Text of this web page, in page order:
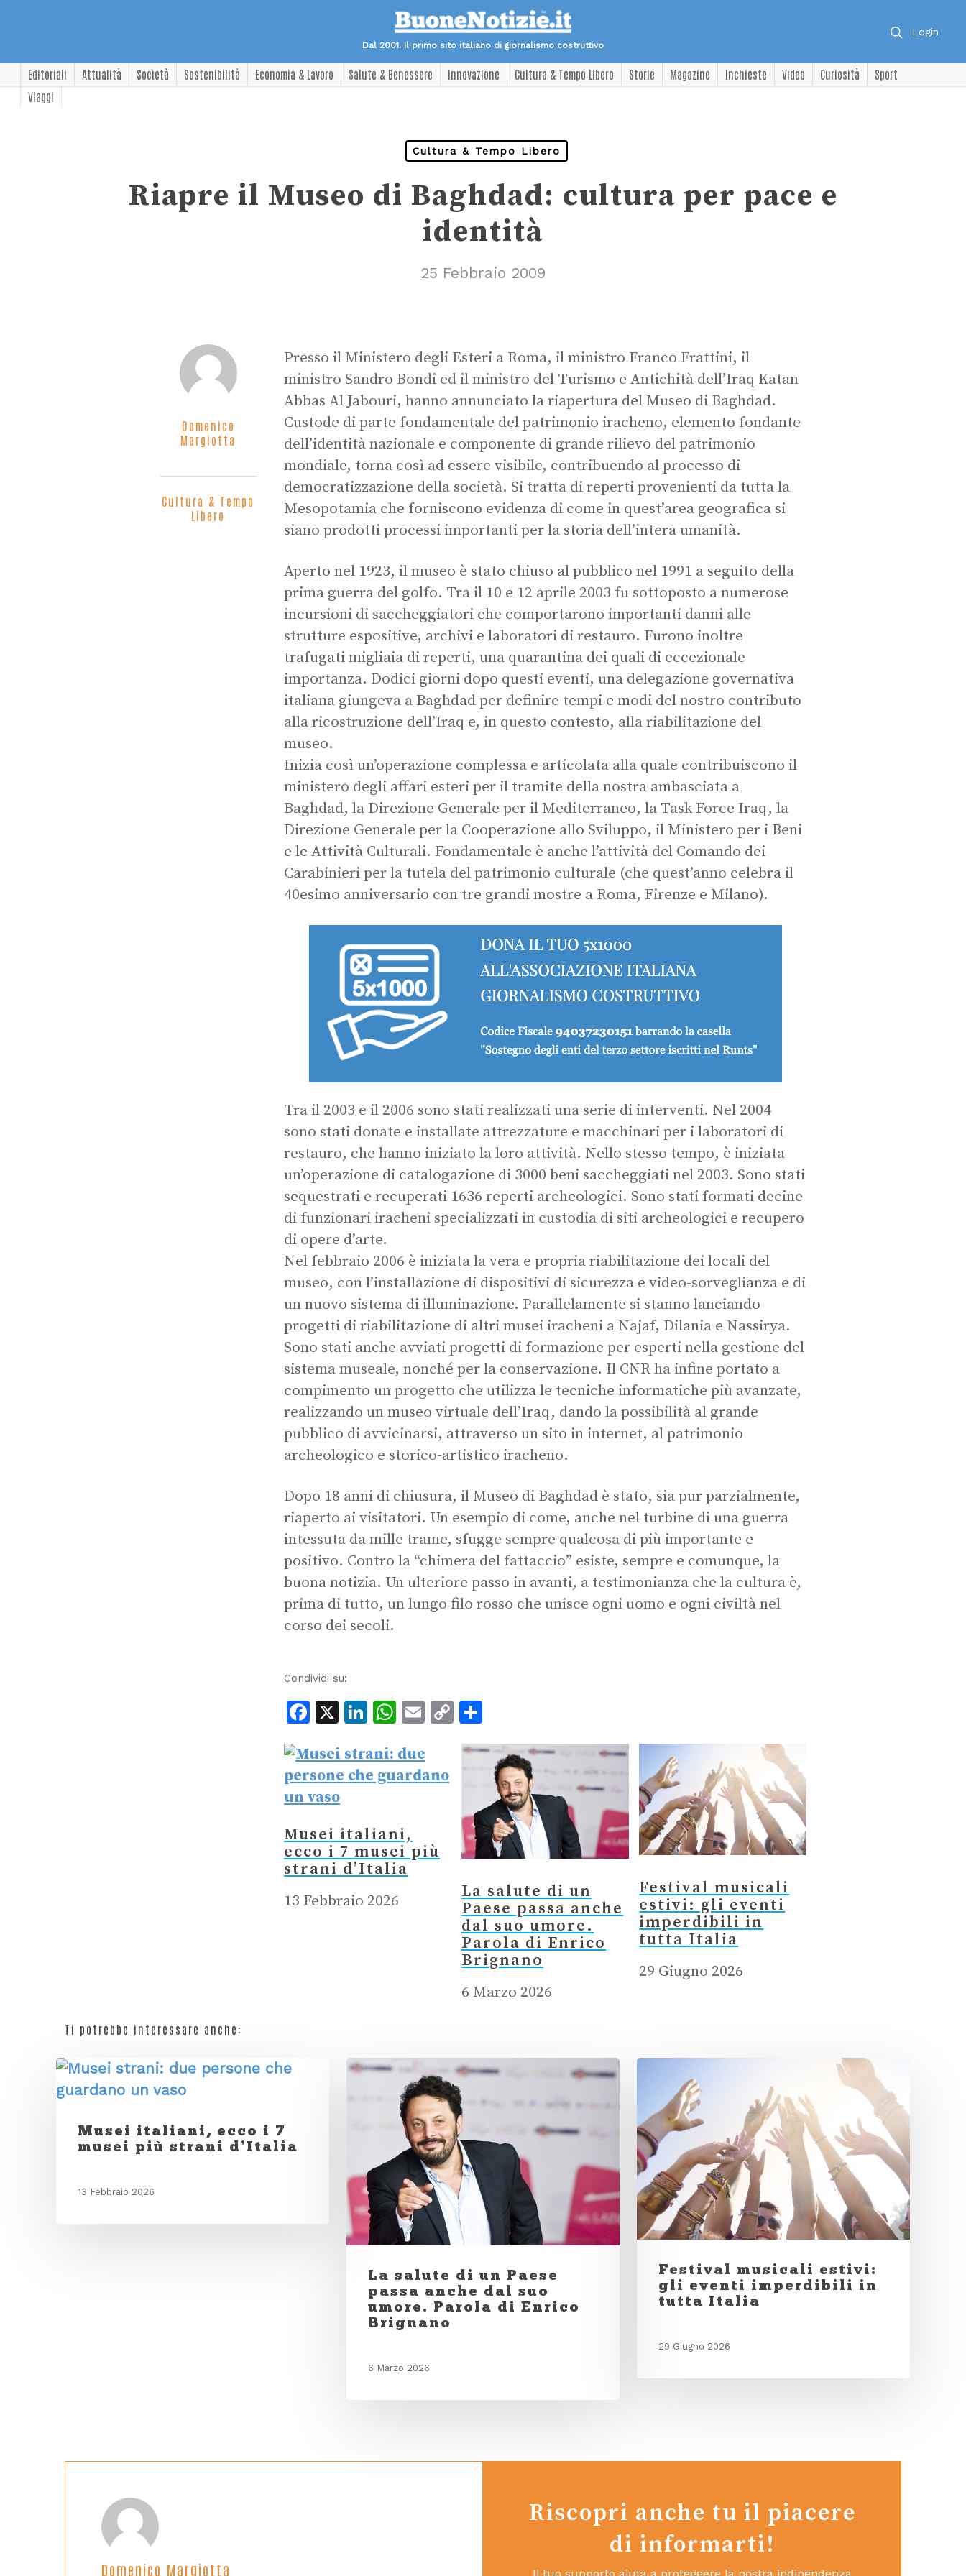
Dal 2001. Il primo sito italiano di giornalismo costruttivo
Login
Editoriali Attualità Società Sostenibilità Economia & Lavoro Salute & Benessere Innovazione Cultura & Tempo Libero Storie Magazine Inchieste Video Curiosità
Sport
Viaggi
Cultura & Tempo Libero
Riapre il Museo di Baghdad: cultura per pace e
identità
25 Febbraio 2009
Domenico
Margiotta
Cultura & Tempo
Libero
Presso il Ministero degli Esteri a Roma, il ministro Franco Frattini, il
ministro Sandro Bondi ed il ministro del Turismo e Antichità dell’Iraq Katan
Abbas Al Jabouri, hanno annunciato la riapertura del Museo di Baghdad.
Custode di parte fondamentale del patrimonio iracheno, elemento fondante
dell’identità nazionale e componente di grande rilievo del patrimonio
mondiale, torna così ad essere visibile, contribuendo al processo di
democratizzazione della società. Si tratta di reperti provenienti da tutta la
Mesopotamia che forniscono evidenza di come in quest’area geografica si
siano prodotti processi importanti per la storia dell’intera umanità.
Aperto nel 1923, il museo è stato chiuso al pubblico nel 1991 a seguito della
prima guerra del golfo. Tra il 10 e 12 aprile 2003 fu sottoposto a numerose
incursioni di saccheggiatori che comportarono importanti danni alle
strutture espositive, archivi e laboratori di restauro. Furono inoltre
trafugati migliaia di reperti, una quarantina dei quali di eccezionale
importanza. Dodici giorni dopo questi eventi, una delegazione governativa
italiana giungeva a Baghdad per definire tempi e modi del nostro contributo
alla ricostruzione dell’Iraq e, in questo contesto, alla riabilitazione del
museo.
Inizia così un’operazione complessa e articolata alla quale contribuiscono il
ministero degli affari esteri per il tramite della nostra ambasciata a
Baghdad, la Direzione Generale per il Mediterraneo, la Task Force Iraq, la
Direzione Generale per la Cooperazione allo Sviluppo, il Ministero per i Beni
e le Attività Culturali. Fondamentale è anche l’attività del Comando dei
Carabinieri per la tutela del patrimonio culturale (che quest’anno celebra il
40esimo anniversario con tre grandi mostre a Roma, Firenze e Milano).
Tra il 2003 e il 2006 sono stati realizzati una serie di interventi. Nel 2004
sono stati donate e installate attrezzature e macchinari per i laboratori di
restauro, che hanno iniziato la loro attività. Nello stesso tempo, è iniziata
un’operazione di catalogazione di 3000 beni saccheggiati nel 2003. Sono stati
sequestrati e recuperati 1636 reperti archeologici. Sono stati formati decine
di funzionari iracheni specializzati in custodia di siti archeologici e recupero
di opere d’arte.
Nel febbraio 2006 è iniziata la vera e propria riabilitazione dei locali del
museo, con l’installazione di dispositivi di sicurezza e video-sorveglianza e di
un nuovo sistema di illuminazione. Parallelamente si stanno lanciando
progetti di riabilitazione di altri musei iracheni a Najaf, Dilania e Nassirya.
Sono stati anche avviati progetti di formazione per esperti nella gestione del
sistema museale, nonché per la conservazione. Il CNR ha infine portato a
compimento un progetto che utilizza le tecniche informatiche più avanzate,
realizzando un museo virtuale dell’Iraq, dando la possibilità al grande
pubblico di avvicinarsi, attraverso un sito in internet, al patrimonio
archeologico e storico-artistico iracheno.
Dopo 18 anni di chiusura, il Museo di Baghdad è stato, sia pur parzialmente,
riaperto ai visitatori. Un esempio di come, anche nel turbine di una guerra
intessuta da mille trame, sfugge sempre qualcosa di più importante e
positivo. Contro la “chimera del fattaccio” esiste, sempre e comunque, la
buona notizia. Un ulteriore passo in avanti, a testimonianza che la cultura è,
prima di tutto, un lungo filo rosso che unisce ogni uomo e ogni civiltà nel
corso dei secoli.
Condividi su:
Facebook
X LinkedIn
WhatsApp
Email
Copy
Musei italiani,
ecco i 7 musei più
strani d’Italia
13 Febbraio 2026
La salute di un
Paese passa anche
dal suo umore.
Parola di Enrico
Brignano
6 Marzo 2026
Festival musicali
estivi: gli eventi
imperdibili in
tutta Italia
29 Giugno 2026
Ti potrebbe interessare anche:
Musei italiani, ecco i 7
musei più strani d’Italia
13 Febbraio 2026
La salute di un Paese
passa anche dal suo
umore. Parola di Enrico
Brignano
6 Marzo 2026
Festival musicali estivi:
gli eventi imperdibili in
tutta Italia
29 Giugno 2026
Domenico Margiotta
Riscopri anche tu il piacere
di informarti!